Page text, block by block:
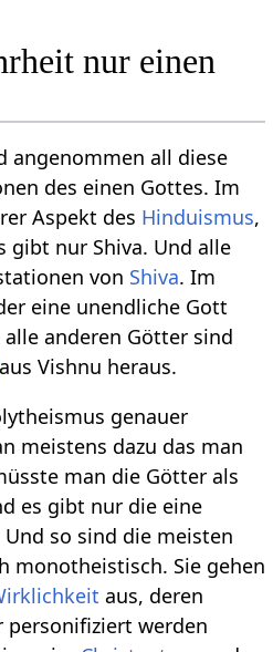
nur einen
angenommen all diese
des einen Gottes. Im
Aspekt des Hinduismus,
gibt nur Shiva. Und alle
von Shiva. Im
eine unendliche Gott
anderen Götter sind
aus Vishnu heraus.
genauer
meistens dazu das man
man die Götter als
es gibt nur die eine
so sind die meisten
monotheistisch. Sie gehen
aus, deren
personifiziert werden